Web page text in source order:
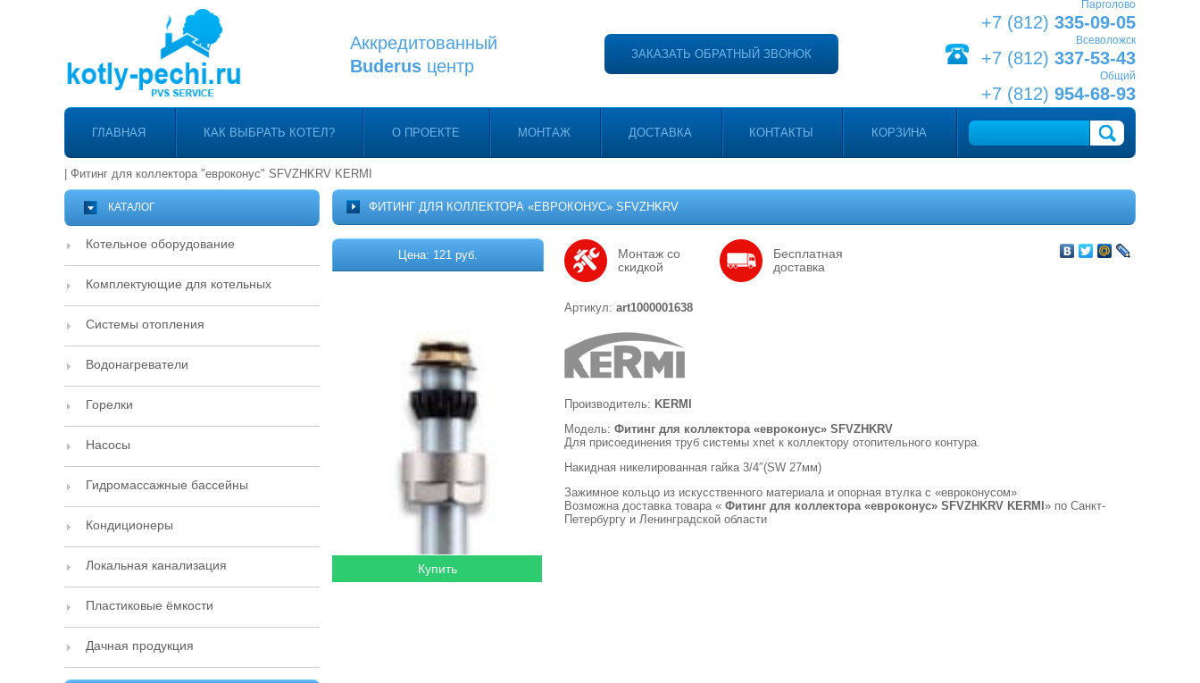
Аккредитованный
Buderus центр
ЗАКАЗАТЬ ОБРАТНЫЙ ЗВОНОК
Парголово
+7 (812) 335-09-05
Всеволожск
+7 (812) 337-53-43
Общий
+7 (812) 954-68-93
ГЛАВНАЯ КАК ВЫБРАТЬ КОТЕЛ? О ПРОЕКТЕ МОНТАЖ ДОСТАВКА КОНТАКТЫ КОРЗИНА
Фитинг для коллектора "евроконус" SFVZHKRV KERMI
КАТАЛОГ
Котельное оборудование
Комплектующие для котельных
Системы отопления
Водонагреватели
Горелки
Насосы
Гидромассажные бассейны
Кондиционеры
Локальная канализация
Пластиковые ёмкости
Дачная продукция
ФИТИНГ ДЛЯ КОЛЛЕКТОРА «ЕВРОКОНУС» SFVZHKRV
Цена: 121 руб.
Монтаж со
скидкой
Бесплатная
доставка
Артикул: art1000001638
Производитель: KERMI
Модель: Фитинг для коллектора «евроконус» SFVZHKRV
Для присоединения труб системы xnet к коллектору отопительного контура.
Накидная никелированная гайка 3/4″(SW 27мм)
Зажимное кольцо из искусственного материала и опорная втулка с «евроконусом»
Возможна доставка товара « Фитинг для коллектора «евроконус» SFVZHKRV KERMI » по Санкт-
Петербургу и Ленинградской области